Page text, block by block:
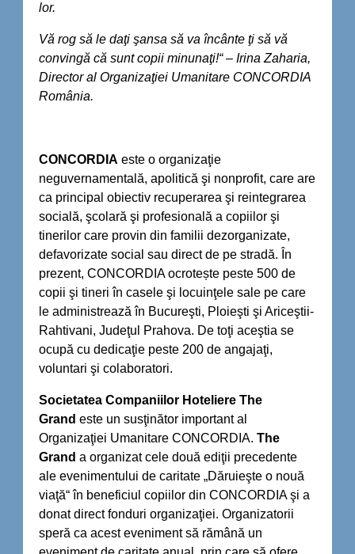
lor.
Vă rog să le daţi şansa să va încânte ţi să vă
convingă că sunt copii minunaţi!“ – Irina Zaharia,
Director al Organizaţiei Umanitare CONCORDIA
România.
CONCORDIA este o organizaţie
neguvernamentală, apolitică şi nonprofit, care are
ca principal obiectiv recuperarea şi reintegrarea
socială, şcolară şi profesională a copiilor şi
tinerilor care provin din familii dezorganizate,
defavorizate social sau direct de pe stradă. În
prezent, CONCORDIA ocrotește peste 500 de
copii şi tineri în casele şi locuinţele sale pe care
le administrează în Bucureşti, Ploieşti şi Ariceştii-
Rahtivani, Judeţul Prahova. De toţi aceştia se
ocupă cu dedicaţie peste 200 de angajaţi,
voluntari şi colaboratori.
Societatea Companiilor Hoteliere The
Grand este un susţinător important al
Organizaţiei Umanitare CONCORDIA. The
Grand a organizat cele două ediţii precedente
ale evenimentului de caritate „Dăruieşte o nouă
viaţă“ în beneficiul copiilor din CONCORDIA şi a
donat direct fonduri organizaţiei. Organizatorii
speră ca acest eveniment să rămână un